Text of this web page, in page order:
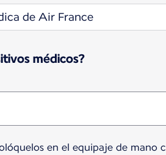
de Air France
médicos?
en el equipaje de mano